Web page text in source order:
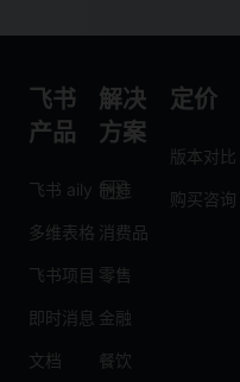
飞书
产品
飞书 aily
多维表格
飞书项目
即时消息
文档
解决
方案
制造
消费品
零售
金融
餐饮
定价
版本对比
购买咨询